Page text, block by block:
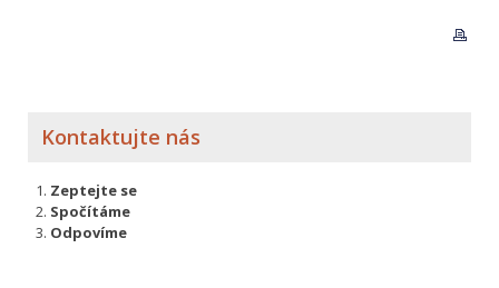
Kontaktujte nás
Zeptejte se
Spočítáme
Odpovíme